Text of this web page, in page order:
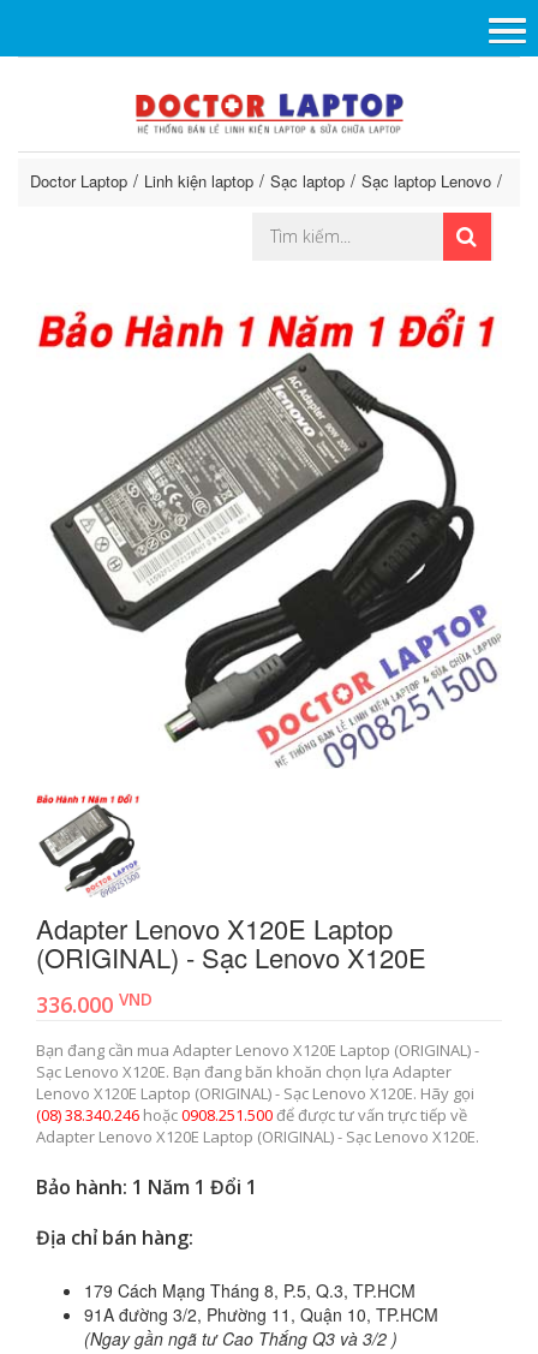
Doctor Laptop Linh kiện laptop Sạc laptop Sạc laptop Lenovo
Adapter Lenovo X120E Laptop
(ORIGINAL) - Sạc Lenovo X120E
336.000 VND
Bạn đang cần mua Adapter Lenovo X120E Laptop (ORIGINAL) -
Sạc Lenovo X120E. Bạn đang băn khoăn chọn lựa Adapter
Lenovo X120E Laptop (ORIGINAL) - Sạc Lenovo X120E. Hãy gọi
(08) 38.340.246 hoặc0908.251.500để được tư vấn trực tiếp về
Adapter Lenovo X120E Laptop (ORIGINAL) - Sạc Lenovo X120E.
Bảo hành: 1 Năm 1 Đổi 1
Địa chỉ bán hàng:
179 Cách Mạng Tháng 8, P.5, Q.3, TP.HCM
91A đường 3/2, Phường 11, Quận 10, TP.HCM
(Ngay gần ngã tư Cao Thắng Q3 và 3/2 )